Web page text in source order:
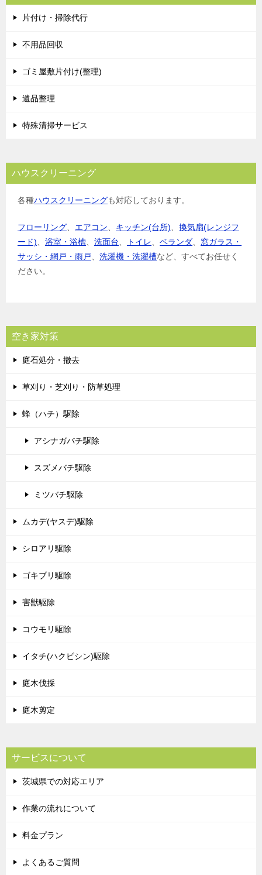
ゲ
ー
シ
片付け・掃除代行
不用品回収
ゴミ屋敷片付け(整理)
遺品整理
特殊清掃サービス
ハウスクリーニング
各種ハウスクリーニングも対応しております。
フローリング、 エアコン、 キッチン(台所)、 換気扇(レンジフ
ード)、 浴室・浴槽、 洗面台、 トイレ、 ベランダ、 窓ガラス・
サッシ・網戸・雨戸、 洗濯機・洗濯槽など、すべてお任せく
ださい。
空き家対策
庭石処分・撤去
草刈り・芝刈り・防草処理
蜂（ハチ）駆除
アシナガバチ駆除
スズメバチ駆除
ミツバチ駆除
ムカデ(ヤスデ)駆除
シロアリ駆除
ゴキブリ駆除
害獣駆除
コウモリ駆除
イタチ(ハクビシン)駆除
庭木伐採
庭木剪定
サービスについて
茨城県での対応エリア
作業の流れについて
料金プラン
よくあるご質問